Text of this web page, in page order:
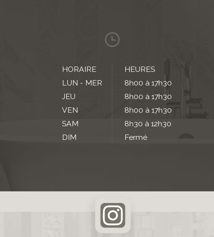
HORAIRE
HEURES
LUN - MER
8h00 à 17h30
JEU
8h00 à 17h30
VEN
8h00 à 17h30
SAM
8h30 à 12h30
DIM
Fermé